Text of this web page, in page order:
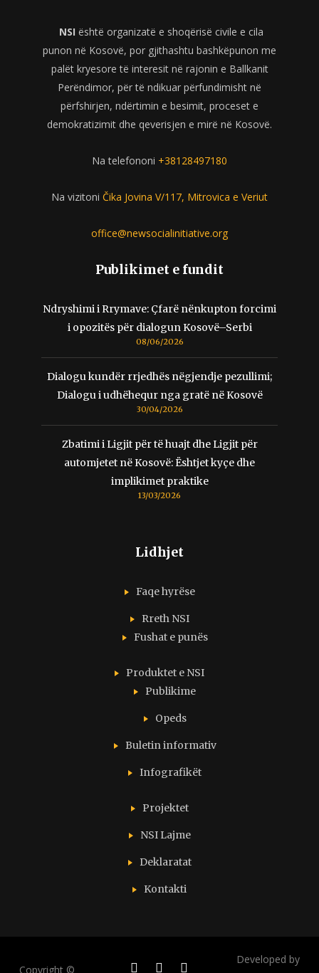
NSI është organizatë e shoqërisë civile e cila
punon në Kosovë, por gjithashtu bashkëpunon me
palët kryesore të interesit në rajonin e Ballkanit
Perëndimor, për të ndikuar përfundimisht në
përfshirjen, ndërtimin e besimit, proceset e
demokratizimit dhe qeverisjen e mirë në Kosovë.
Na telefononi +38128497180
Na vizitoni Čika Jovina V/117, Mitrovica e Veriut
office@newsocialinitiative.org
Publikimet e fundit
Ndryshimi i Rrymave: Çfarë nënkupton forcimi
i opozitës për dialogun Kosovë–Serbi
08/06/2026
Dialogu kundër rrjedhës nëgjendje pezullimi;
Dialogu i udhëhequr nga gratë në Kosovë
30/04/2026
Zbatimi i Ligjit për të huajt dhe Ligjit për
automjetet në Kosovë: Ështjet kyçe dhe
implikimet praktike
13/03/2026
Lidhjet
Faqe hyrëse
Rreth NSI
Fushat e punës
Produktet e NSI
Publikime
Opeds
Buletin informativ
Infografikët
Projektet
NSI Lajme
Deklaratat
Kontakti
Copyright ©
Developed by